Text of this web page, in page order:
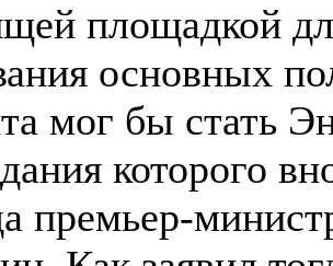
площадкой
основных
мог бы стать
которого
премьер-